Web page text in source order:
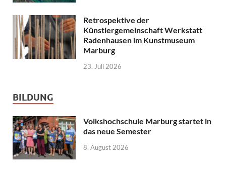
Retrospektive der
Künstlergemeinschaft Werkstatt
Radenhausen im Kunstmuseum
Marburg
23. Juli 2026
BILDUNG
Volkshochschule Marburg startet in
das neue Semester
8. August 2026